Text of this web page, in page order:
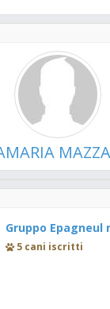
Gruppo
5 cani iscritti